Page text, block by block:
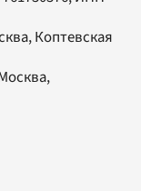
Коптевская
,